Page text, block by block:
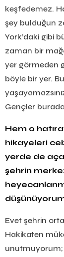
keşfedemez.
şey bulduğun
York’daki gibi
zaman bir
yer görmeden
böyle bir yer.
Gençler
Hem o
hikayeleri
yerde de
şehrin
Evet şehrin
Hakikaten
unutmuyorum;